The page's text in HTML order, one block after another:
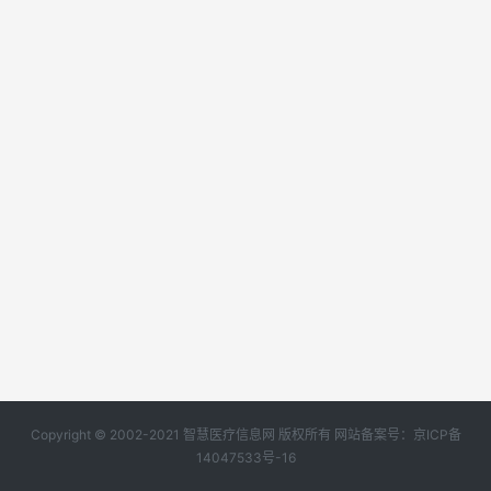
Copyright © 2002-2021 智慧医疗信息网 版权所有 网站备案号： 京ICP备
14047533号-16